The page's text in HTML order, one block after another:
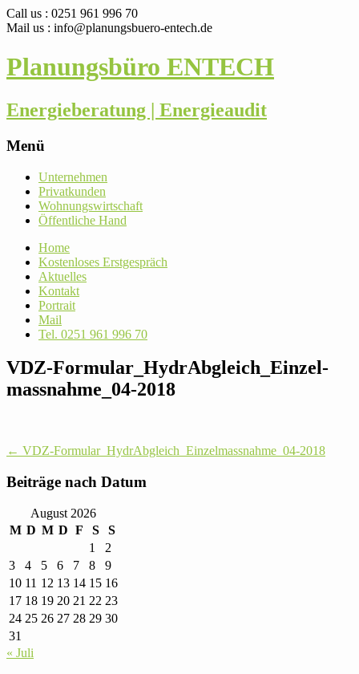
Call us : 0251 961 996 70
Mail us : info@planungsbuero-entech.de
Planungsbüro ENTECH
Energieberatung | Energieaudit
Menü
Skip
content
Unter­nehmen
Pri­vat­kunden
Woh­nungs­wirt­schaft
Öffent­liche Hand
Home
Kos­ten­loses Erstgespräch
Aktu­elles
Kontakt
Por­trait
Mail
Tel. 0251 961 996 70
VDZ-For­mu­lar_­Hy­drAb­gleich_Ein­zel­
mass­nah­me_04-2018
Post
navigation
← VDZ-For­mu­lar_­Hy­drAb­gleich_Ein­zel­mass­nah­me_04-2018
Bei­träge nach Datum
August 2026
M D M D F S
S
1
2
3
4 5 6 7 8
9
10 11 12 13 14 15 16
17 18 19 20 21 22 23
24 25 26 27 28 29 30
31
« Juli